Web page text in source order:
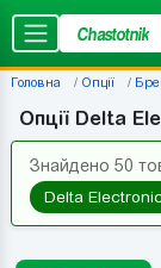
Chastotnik
Головна Опції
Опції Delta
Знайдено 50
Delta